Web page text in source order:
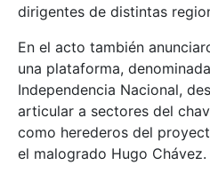
dirigentes de distintas
En el acto también
una plataforma,
Independencia Nacional,
articular a sectores del
como herederos del
el malogrado Hugo Chávez.